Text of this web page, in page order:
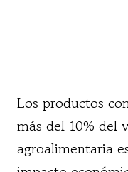
Los productos
más del 10% del
agroalimentaria